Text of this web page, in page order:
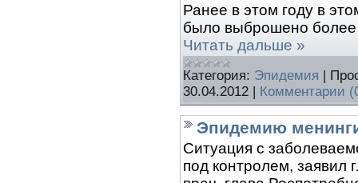
Ранее в этом году в
было выброшено
Читать дальше »
Категория: Эпидемия |
30.04.2012 | Комментарии
Эпидемию
Ситуация с
под контролем, заявил